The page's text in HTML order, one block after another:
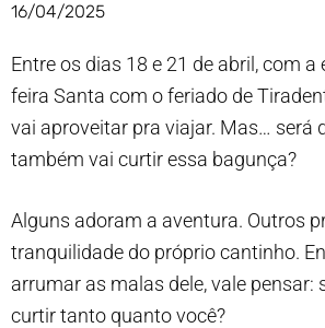
16/04/2025
Entre os dias 18 e 21 de abril, com a
feira Santa com o feriado de
vai aproveitar pra viajar. Mas… será
também vai curtir essa bagunça?
Alguns adoram a aventura. Outros
tranquilidade do próprio cantinho.
arrumar as malas dele, vale pensar:
curtir tanto quanto você?